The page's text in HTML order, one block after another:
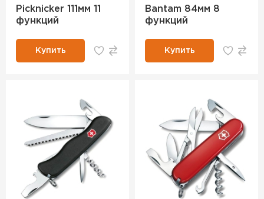
Picknicker 111мм 11
функций
Купить
Bantam 84мм 8
функций
Купить